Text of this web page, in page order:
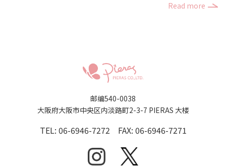
Read more
邮编540-0038
大阪府大阪市中央区内淡路町2-3-7 PIERAS 大楼
TEL: 06-6946-7272 FAX: 06-6946-7271